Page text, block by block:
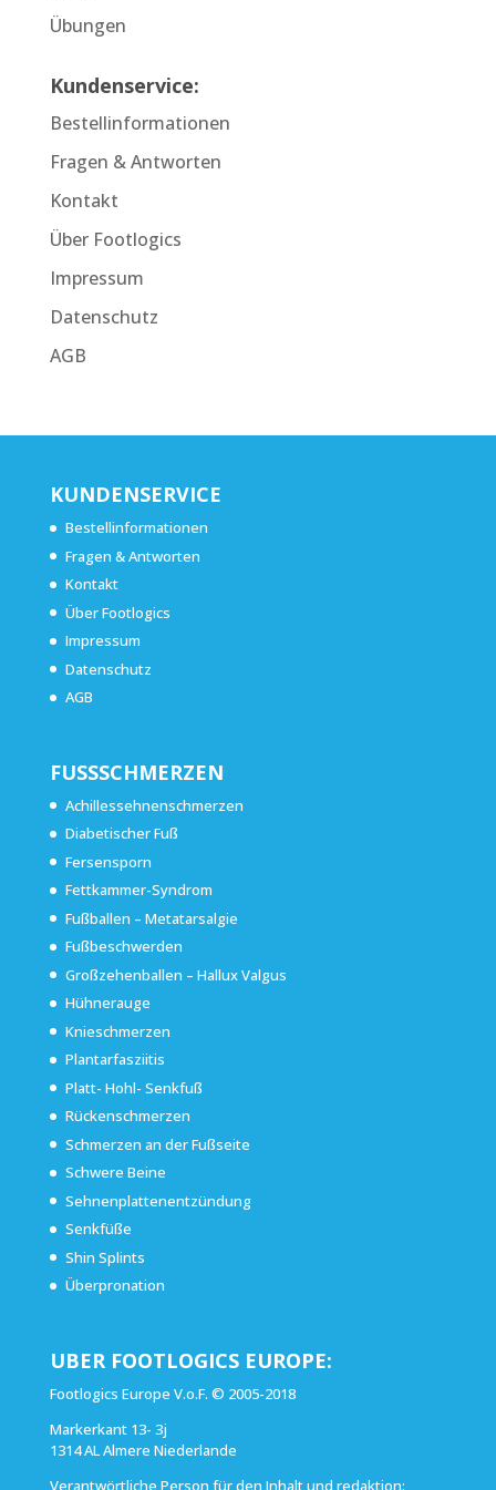
Übungen
Kundenservice:
Bestellinformationen
Fragen & Antworten
Kontakt
Über Footlogics
Impressum
Datenschutz
AGB
KUNDENSERVICE
Bestellinformationen
Fragen & Antworten
Kontakt
Über Footlogics
Impressum
Datenschutz
AGB
FUSSSCHMERZEN
Achillessehnenschmerzen
Diabetischer Fuß
Fersensporn
Fettkammer-Syndrom
Fußballen – Metatarsalgie
Fußbeschwerden
Großzehenballen – Hallux Valgus
Hühnerauge
Knieschmerzen
Plantarfasziitis
Platt- Hohl- Senkfuß
Rückenschmerzen
Schmerzen an der Fußseite
Schwere Beine
Sehnenplattenentzündung
Senkfüße
Shin Splints
Überpronation
UBER FOOTLOGICS EUROPE:
Footlogics Europe V.o.F. © 2005-2018
Markerkant 13- 3j
1314 AL Almere Niederlande
Verantwörtliche Person für den Inhalt und redaktion: